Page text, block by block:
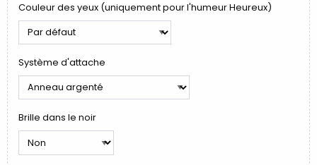
Couleur des yeux (uniquement pour l'humeur Heureux)
Système d'attache
Brille dans le noir